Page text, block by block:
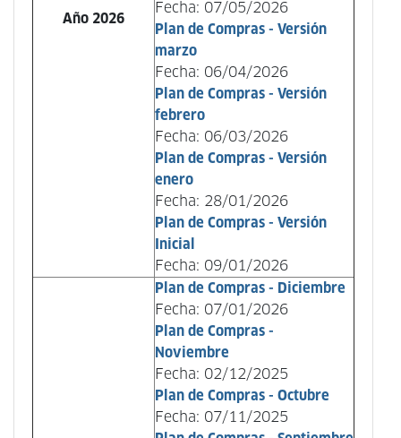
Año 2026
Fecha: 07/05/2026
Plan de Compras - Versión
marzo
Fecha: 06/04/2026
Plan de Compras - Versión
febrero
Fecha: 06/03/2026
Plan de Compras - Versión
enero
Fecha: 28/01/2026
Plan de Compras - Versión
Inicial
Fecha: 09/01/2026
Plan de Compras - Diciembre
Fecha: 07/01/2026
Plan de Compras -
Noviembre
Fecha: 02/12/2025
Plan de Compras - Octubre
Fecha: 07/11/2025